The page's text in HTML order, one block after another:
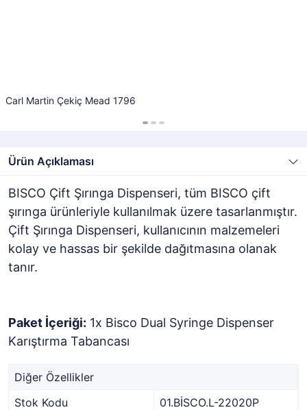
Carl Martin Çekiç Mead 1796
Ürün Açıklaması
BISCO Çift Şırınga Dispenseri, tüm BISCO çift
şırınga ürünleriyle kullanılmak üzere tasarlanmıştır.
Çift Şırınga Dispenseri, kullanıcının malzemeleri
kolay ve hassas bir şekilde dağıtmasına olanak
tanır.
Paket İçeriği: 1x Bisco Dual Syringe Dispenser
Karıştırma Tabancası
Diğer Özellikler
Stok Kodu
01.BİSCO.L-22020P